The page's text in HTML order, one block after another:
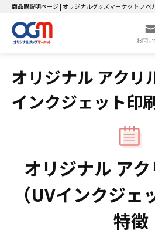
商品購説明ページ | オリジナルグッズマーケット ノ
お問
オリジナル アクリ
インクジェット印刷
オリジナル ア
（UVインクジェ
特徴